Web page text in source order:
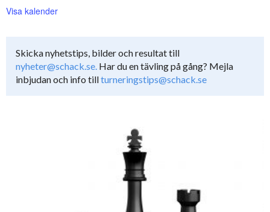
Visa kalender
Skicka nyhetstips, bilder och resultat till
nyheter@schack.se. Har du en tävling på gång? Mejla
inbjudan och info tillturneringstips@schack.se